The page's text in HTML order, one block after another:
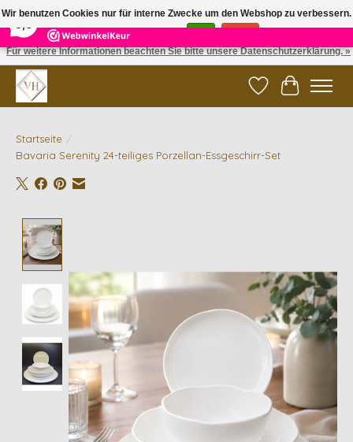
5 Reviews ×
✓ Gratis verzending vanaf €200 | ✓ 14 dagen retourneren
Wunschzettel
Ihr
Startseite /
Bavaria Serenity 24-teiliges Porzellan-Essgeschirr-Set
Wir benutzen Cookies nur für interne Zwecke um den Webshop zu verbessern.
Ist das in Ordnung?
Für weitere Informationen beachten Sie bitte unsere Datenschutzerklärung. »